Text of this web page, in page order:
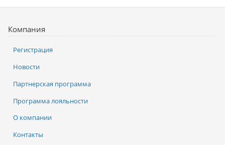
Компания
Регистрация
Новости
Партнерская программа
Программа лояльности
О компании
Контакты